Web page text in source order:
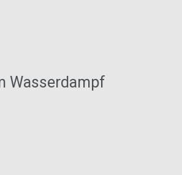
Wasserdampf